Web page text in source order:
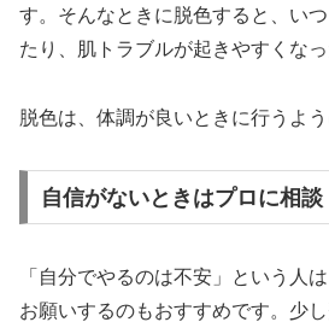
す。そんなときに脱色すると、い
たり、肌トラブルが起きやすくなっ
脱色は、体調が良いときに行うよう
自信がないときはプロに相談
「自分でやるのは不安」という人
お願いするのもおすすめです。少